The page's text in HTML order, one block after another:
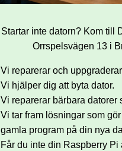
Startar inte datorn? Kom till
Orrspelsvägen 13 i
Vi reparerar och
Vi hjälper dig att byta dator.
Vi reparerar bärbara datorer
Vi tar fram lösningar som
gamla program på din nya
Får du inte din Raspberry Pi